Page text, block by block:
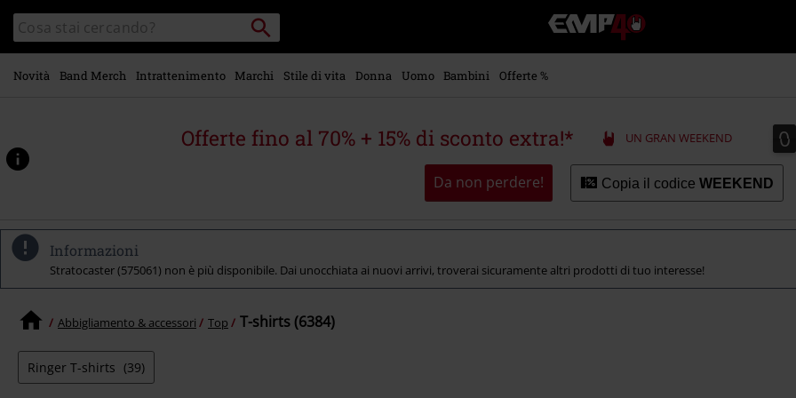
contenuto
principale
Cerca
nel
catalogo
Cerca
Punto
di
ritiro
EMP
-
Musica,
Videogame
-
Abbigliamento
Novità Band Merch Intrattenimento Marchi Stile di vita Donna Uomo Bambini Offerte %
Offerte fino al 70% + 15% di sconto extra!* UN GRAN WEEKEND 0
0
Da non perdere! Copia il codice WEEKEND
Informazioni
Stratocaster (575061) non è più disponibile. Dai unocchiata ai nuovi arrivi, troverai sicuramente altri prodotti di tuo interesse!
Abbigliamento & accessori Top T-shirts (6384)
Ringer T-shirts (39)